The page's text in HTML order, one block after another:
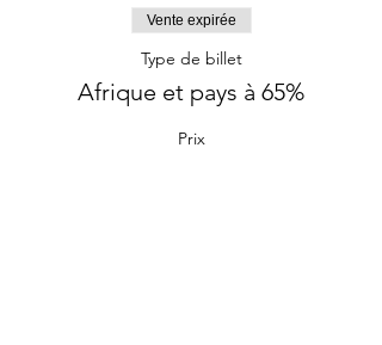
Vente expirée
Type de billet
Afrique et pays à 65%
Prix